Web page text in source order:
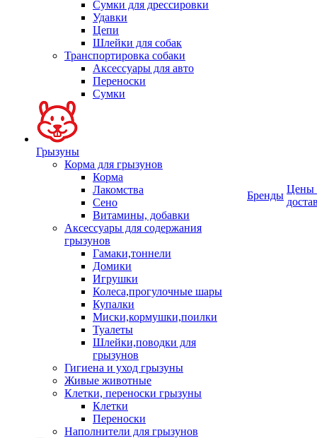
Сумки для дрессировки
Удавки
Цепи
Шлейки для собак
Транспортировка собаки
Аксессуары для авто
Переноски
Сумки
Грызуны
Корма для грызунов
Корма
Лакомства
Сено
Витамины, добавки
Аксессуары для содержания
грызунов
Гамаки,тоннели
Домики
Игрушки
Колеса,прогулочные шары
Купалки
Миски,кормушки,поилки
Туалеты
Шлейки,поводки для
грызунов
Гигиена и уход грызуны
Живые животные
Клетки, переноски грызуны
Клетки
Переноски
Наполнители для грызунов
Бренды
Цены